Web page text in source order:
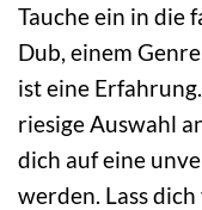
Tauche ein in die
Dub, einem
ist eine
riesige Auswahl
dich auf eine
werden. Lass